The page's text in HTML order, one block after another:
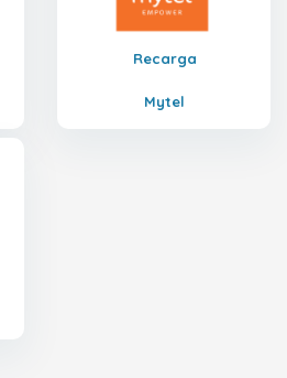
Recarga
Mytel